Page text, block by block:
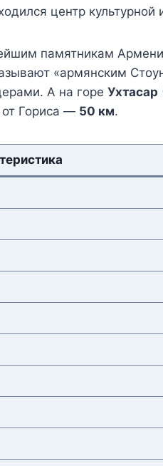
центр
памятникам
«армянским
А на горе Ухтасар
Гориса — 50 км.